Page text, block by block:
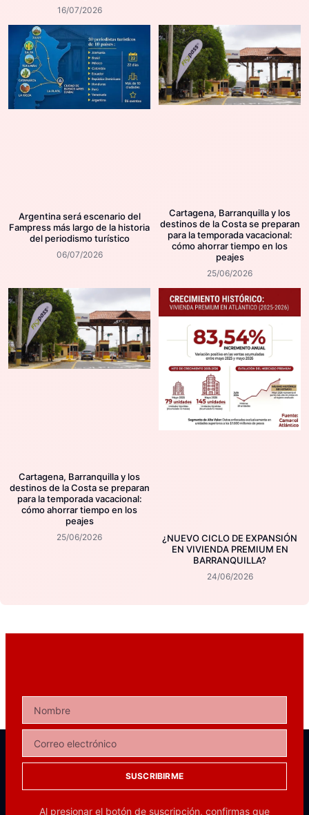
16/07/2026
Argentina será escenario del
Fampress más largo de la historia
del periodismo turístico
06/07/2026
Cartagena, Barranquilla y los
destinos de la Costa se preparan
para la temporada vacacional:
cómo ahorrar tiempo en los
peajes
25/06/2026
Cartagena, Barranquilla y los
destinos de la Costa se preparan
para la temporada vacacional:
cómo ahorrar tiempo en los
peajes
25/06/2026
¿NUEVO CICLO DE EXPANSIÓN
EN VIVIENDA PREMIUM EN
BARRANQUILLA?
24/06/2026
SUSCRIBIRME
Al presionar el botón de suscripción, confirmas que